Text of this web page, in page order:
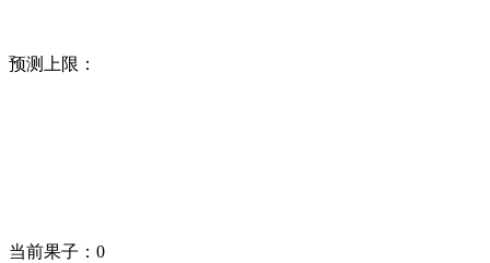
预测上限：
当前果子： 0